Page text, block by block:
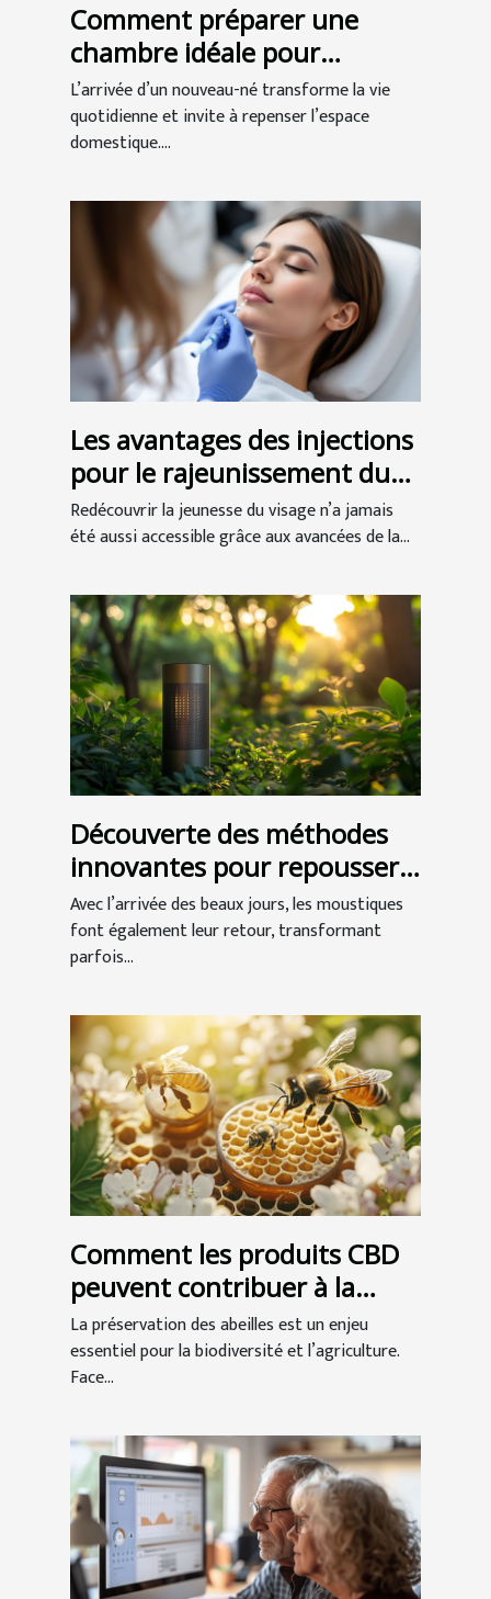
Comment préparer une
chambre idéale pour
l'arrivée de bébé ?
L’arrivée d’un nouveau-né transforme la vie
quotidienne et invite à repenser l’espace
domestique....
Les avantages des injections
pour le rajeunissement du
visage
Redécouvrir la jeunesse du visage n’a jamais
été aussi accessible grâce aux avancées de la...
Découverte des méthodes
innovantes pour repousser
les moustiques
Avec l’arrivée des beaux jours, les moustiques
font également leur retour, transformant
parfois...
Comment les produits CBD
peuvent contribuer à la
préservation des abeilles ?
La préservation des abeilles est un enjeu
essentiel pour la biodiversité et l’agriculture.
Face...